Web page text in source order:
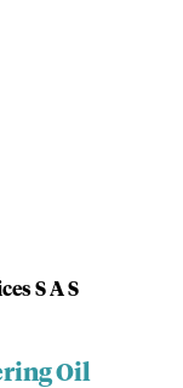
S A S
Oil